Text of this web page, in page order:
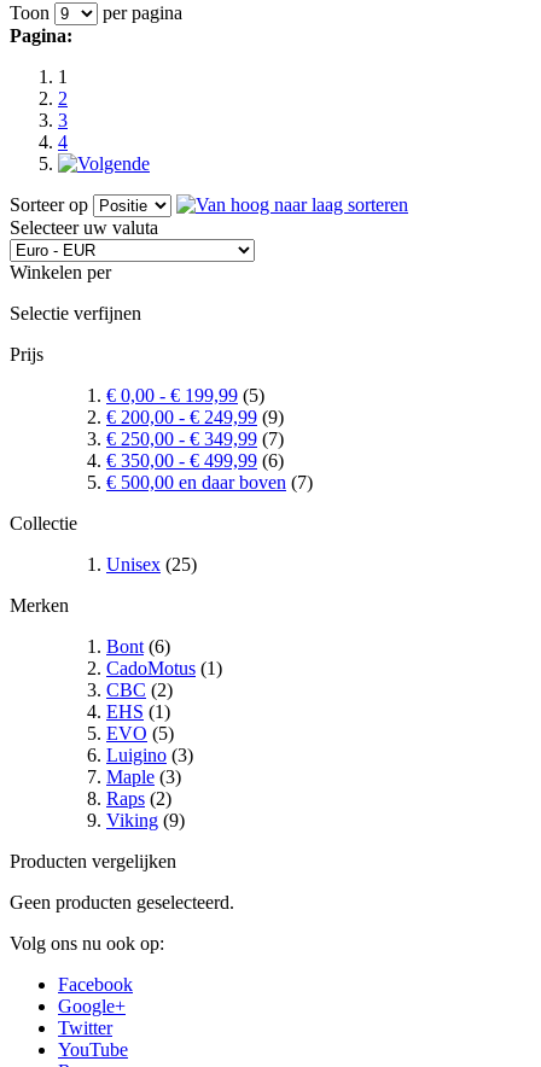
Toon
per pagina
Pagina:
1
2
3
4
Sorteer op
Selecteer uw valuta
Winkelen per
Selectie verfijnen
Prijs
€ 0,00 - € 199,99 (5)
€ 200,00 - € 249,99 (9)
€ 250,00 - € 349,99 (7)
€ 350,00 - € 499,99 (6)
€ 500,00 en daar boven (7)
Collectie
Unisex (25)
Merken
Bont (6)
CadoMotus (1)
CBC (2)
EHS (1)
EVO (5)
Luigino (3)
Maple (3)
Raps (2)
Viking (9)
Producten vergelijken
Geen producten geselecteerd.
Volg ons nu ook op:
Facebook
Google+
Twitter
YouTube